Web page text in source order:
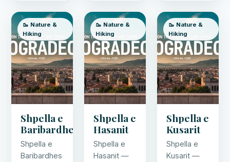
🥾 Nature &
Hiking
Shpella e
Baribardhes
Shpella e
Baribardhes
🥾 Nature &
Hiking
Shpella e
Hasanit
Shpella e
Hasanit —
🥾 Nature &
Hiking
Shpella e
Kusarit
Shpella e
Kusarit —